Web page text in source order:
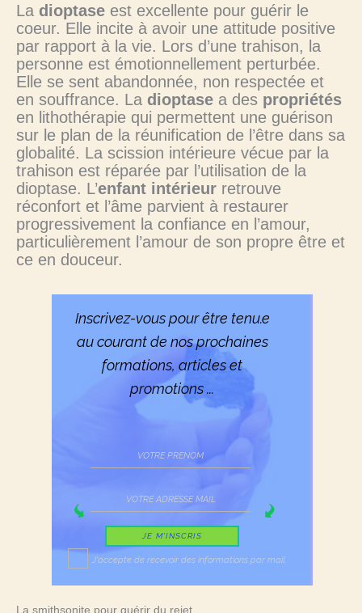
La dioptase est excellente pour guérir le
coeur. Elle incite à avoir une attitude positive
par rapport à la vie. Lors d’une trahison, la
personne est émotionnellement perturbée.
Elle se sent abandonnée, non respectée et
en souffrance. La dioptase a des propriétés
en lithothérapie qui permettent une guérison
sur le plan de la réunification de l’être dans sa
globalité. La scission intérieure vécue par la
trahison est réparée par l’utilisation de la
dioptase. L’enfant intérieur retrouve
réconfort et l’âme parvient à restaurer
progressivement la confiance en l’amour,
particulièrement l’amour de son propre être et
ce en douceur.
Inscrivez-vous pour être tenu.e
au courant de nos prochaines
formations, articles et
promotions ...
J'accepte de recevoir des informations par mail.
JE M'INSCRIS
La smithsonite pour guérir du rejet